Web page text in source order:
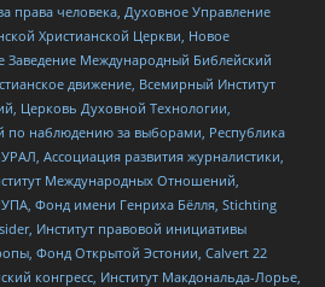
права человека, Духовное Управление
Христианской Церкви, Новое
Заведение Международный Библейский
движение, Всемирный Институт
Церковь Духовной Технологии,
по наблюдению за выборами, Республика
Ассоциация развития журналистики,
Международных Отношений,
Фонд имени Генриха Бёлля, Stichting
Институт правовой инициативы
Фонд Открытой Эстонии, Calvert 22
конгресс, Институт Макдональда-Лорье,